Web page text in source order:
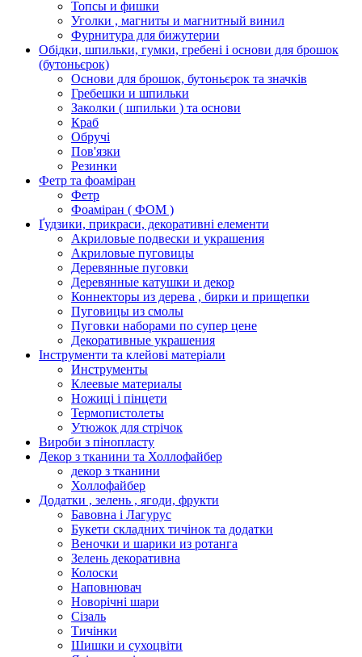
Топсы и фишки
Уголки , магниты и магнитный винил
Фурнитура для бижутерии
Обідки, шпильки, гумки, гребені і основи для брошок
(бутоньєрок)
Основи для брошок, бутоньєрок та значків
Гребешки и шпильки
Заколки ( шпильки ) та основи
Краб
Обручі
Пов'язки
Резинки
Фетр та фоаміран
Фетр
Фоаміран ( ФОМ )
Ґудзики, прикраси, декоративні елементи
Акриловые подвески и украшения
Акриловые пуговицы
Деревянные пуговки
Деревянные катушки и декор
Коннекторы из дерева , бирки и прищепки
Пуговицы из смолы
Пуговки наборами по супер цене
Декоративные украшения
Інструменти та клейові матеріали
Инструменты
Клеевые материалы
Ножиці і пінцети
Термопистолеты
Утюжок для стрічок
Вироби з пінопласту
Декор з тканини та Холлофайбер
декор з тканини
Холлофайбер
Додатки , зелень , ягоди, фрукти
Бавовна і Лагурус
Букети складних тичінок та додатки
Веночки и шарики из ротанга
Зелень декоративна
Колоски
Наповнювач
Новорічні шари
Сізаль
Тичінки
Шишки и сухоцвіти